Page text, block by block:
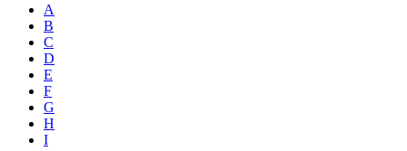
A
B
C
D
E
F
G
H
I